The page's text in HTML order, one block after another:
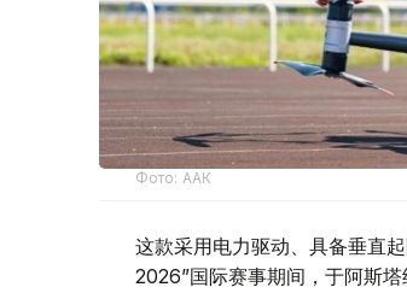
Фото: ААК
这款采用电力驱动、具备垂直
2026”国际赛事期间，于阿斯塔